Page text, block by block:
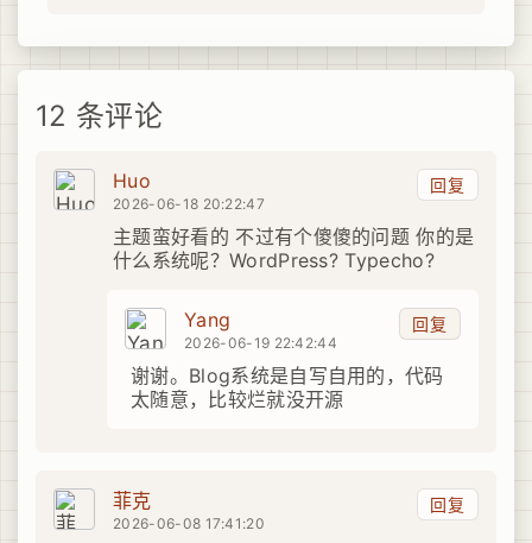
12 条评论
回复
Huo
2026-06-18 20:22:47
主题蛮好看的 不过有个傻傻的问题 你的是
什么系统呢？WordPress? Typecho?
回复
Yang
2026-06-19 22:42:44
谢谢。Blog系统是自写自用的，代码
太随意，比较烂就没开源
回复
菲克
2026-06-08 17:41:20